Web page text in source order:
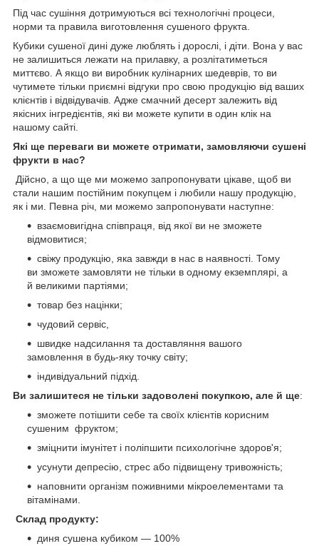
Під час сушіння дотримуються всі технологічні процеси,
норми та правила виготовлення сушеного фрукта.
Кубики сушеної дині дуже люблять і дорослі, і діти. Вона у вас
не залишиться лежати на прилавку, а розлітатиметься
миттєво. А якщо ви виробник кулінарних шедеврів, то ви
чутимете тільки приємні відгуки про свою продукцію від ваших
клієнтів і відвідувачів. Адже смачний десерт залежить від
якісних інгредієнтів, які ви можете купити в один клік на
нашому сайті.
Які ще переваги ви можете отримати, замовляючи сушені
фрукти в нас?
Дійсно, а що ще ми можемо запропонувати цікаве, щоб ви
стали нашим постійним покупцем і любили нашу продукцію,
як і ми. Певна річ, ми можемо запропонувати наступне:
взаємовигідна співпраця, від якої ви не зможете
відмовитися;
свіжу продукцію, яка завжди в нас в наявності. Тому
ви зможете замовляти не тільки в одному екземплярі, а
й великими партіями;
товар без націнки;
чудовий сервіс,
швидке надсилання та доставляння вашого
замовлення в будь-яку точку світу;
індивідуальний підхід.
Ви залишитеся не тільки задоволені покупкою, але й ще:
зможете потішити себе та своїх клієнтів корисним
сушеним фруктом;
зміцнити імунітет і поліпшити психологічне здоров'я;
усунути депресію, стрес або підвищену тривожність;
наповнити організм поживними мікроелементами та
вітамінами.
Склад продукту:
диня сушена кубиком — 100%